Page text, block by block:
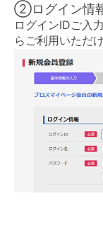
②ログイン情報
ログインIDご入
らご利用いただ